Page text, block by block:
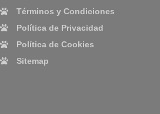
Términos y Condiciones
Política de Privacidad
Política de Cookies
Sitemap